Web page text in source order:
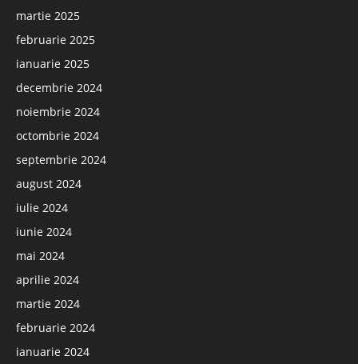
martie 2025
februarie 2025
ianuarie 2025
decembrie 2024
noiembrie 2024
octombrie 2024
septembrie 2024
august 2024
iulie 2024
iunie 2024
mai 2024
aprilie 2024
martie 2024
februarie 2024
ianuarie 2024